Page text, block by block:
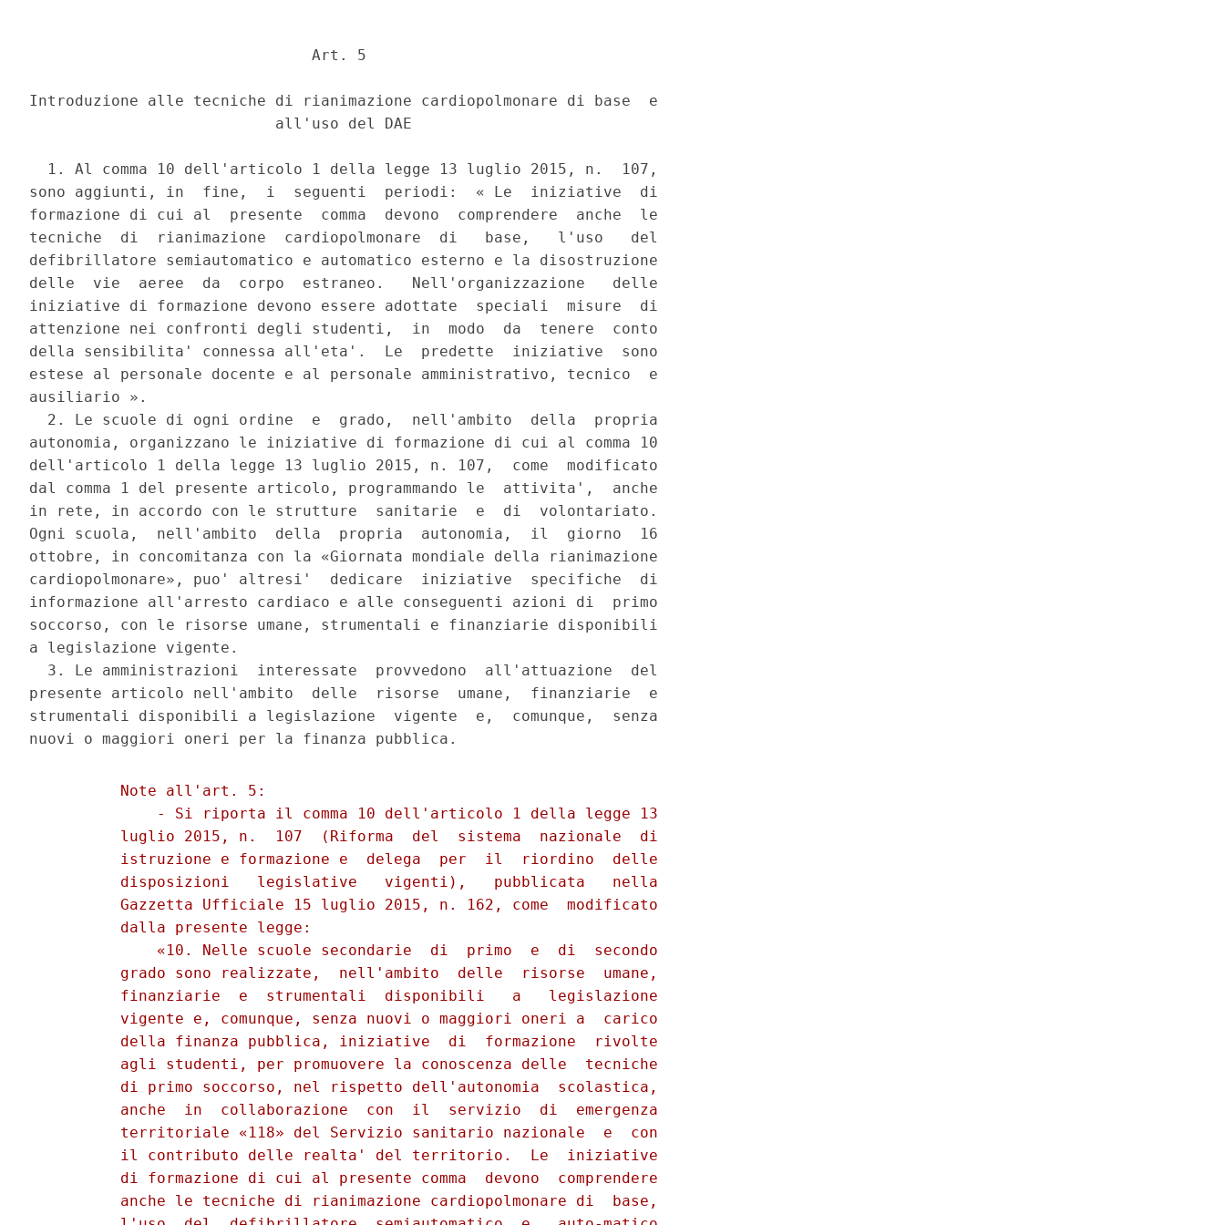
                               Art. 5
Introduzione alle tecniche di rianimazione cardiopolmonare di base  e
                           all'uso del DAE
  1. Al comma 10 dell'articolo 1 della legge 13 luglio 2015, n.  107,
sono aggiunti, in  fine,  i  seguenti  periodi:  « Le  iniziative  di
formazione di cui al  presente  comma  devono  comprendere  anche  le
tecniche  di  rianimazione  cardiopolmonare  di   base,   l'uso   del
defibrillatore semiautomatico e automatico esterno e la disostruzione
delle  vie  aeree  da  corpo  estraneo.   Nell'organizzazione   delle
iniziative di formazione devono essere adottate  speciali  misure  di
attenzione nei confronti degli studenti,  in  modo  da  tenere  conto
della sensibilita' connessa all'eta'.  Le  predette  iniziative  sono
estese al personale docente e al personale amministrativo, tecnico  e
ausiliario ».
  2. Le scuole di ogni ordine  e  grado,  nell'ambito  della  propria
autonomia, organizzano le iniziative di formazione di cui al comma 10
dell'articolo 1 della legge 13 luglio 2015, n. 107,  come  modificato
dal comma 1 del presente articolo, programmando le  attivita',  anche
in rete, in accordo con le strutture  sanitarie  e  di  volontariato.
Ogni scuola,  nell'ambito  della  propria  autonomia,  il  giorno  16
ottobre, in concomitanza con la «Giornata mondiale della rianimazione
cardiopolmonare», puo' altresi'  dedicare  iniziative  specifiche  di
informazione all'arresto cardiaco e alle conseguenti azioni di  primo
soccorso, con le risorse umane, strumentali e finanziarie disponibili
a legislazione vigente.
  3. Le amministrazioni  interessate  provvedono  all'attuazione  del
presente articolo nell'ambito  delle  risorse  umane,  finanziarie  e
strumentali disponibili a legislazione  vigente  e,  comunque,  senza
          Note all'art. 5:
              - Si riporta il comma 10 dell'articolo 1 della legge 13
          luglio 2015, n.  107  (Riforma  del  sistema  nazionale  di
          istruzione e formazione e  delega  per  il  riordino  delle
          disposizioni   legislative   vigenti),   pubblicata   nella
          Gazzetta Ufficiale 15 luglio 2015, n. 162, come  modificato
          dalla presente legge:
              «10. Nelle scuole secondarie  di  primo  e  di  secondo
          grado sono realizzate,  nell'ambito  delle  risorse  umane,
          finanziarie  e  strumentali  disponibili   a   legislazione
          vigente e, comunque, senza nuovi o maggiori oneri a  carico
          della finanza pubblica, iniziative  di  formazione  rivolte
          agli studenti, per promuovere la conoscenza delle  tecniche
          di primo soccorso, nel rispetto dell'autonomia  scolastica,
          anche  in  collaborazione  con  il  servizio  di  emergenza
          territoriale «118» del Servizio sanitario nazionale  e  con
          il contributo delle realta' del territorio.  Le  iniziative
          di formazione di cui al presente comma  devono  comprendere
          anche le tecniche di rianimazione cardiopolmonare di  base,